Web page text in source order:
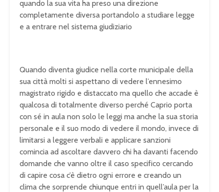
quando la sua vita ha preso una direzione
completamente diversa portandolo a studiare legge
e a entrare nel sistema giudiziario
Quando diventa giudice nella corte municipale della
sua città molti si aspettano di vedere l’ennesimo
magistrato rigido e distaccato ma quello che accade è
qualcosa di totalmente diverso perché Caprio porta
con sé in aula non solo le leggi ma anche la sua storia
personale e il suo modo di vedere il mondo, invece di
limitarsi a leggere verbali e applicare sanzioni
comincia ad ascoltare davvero chi ha davanti facendo
domande che vanno oltre il caso specifico cercando
di capire cosa c’è dietro ogni errore e creando un
clima che sorprende chiunque entri in quell’aula per la